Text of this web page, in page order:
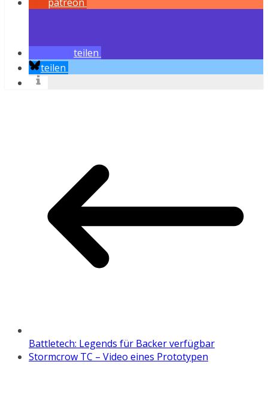
teilen
teilen
Battletech: Legends für Backer verfügbar
Stormcrow TC – Video eines Prototypen